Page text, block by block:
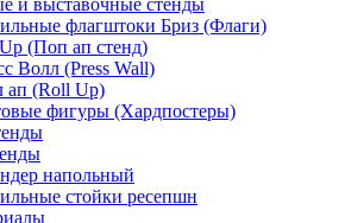
и выставочные стенды
флагштоки Бриз (Флаги)
(Поп ап стенд)
Волл (Press Wall)
ап (Roll Up)
фигуры (Хардпостеры)
напольный
стойки ресепшн